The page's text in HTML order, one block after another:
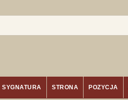
SYGNATURA STRONA POZYCJA